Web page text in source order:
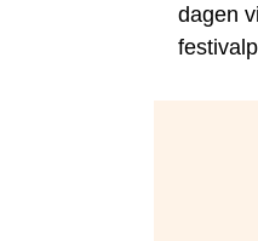
dagen